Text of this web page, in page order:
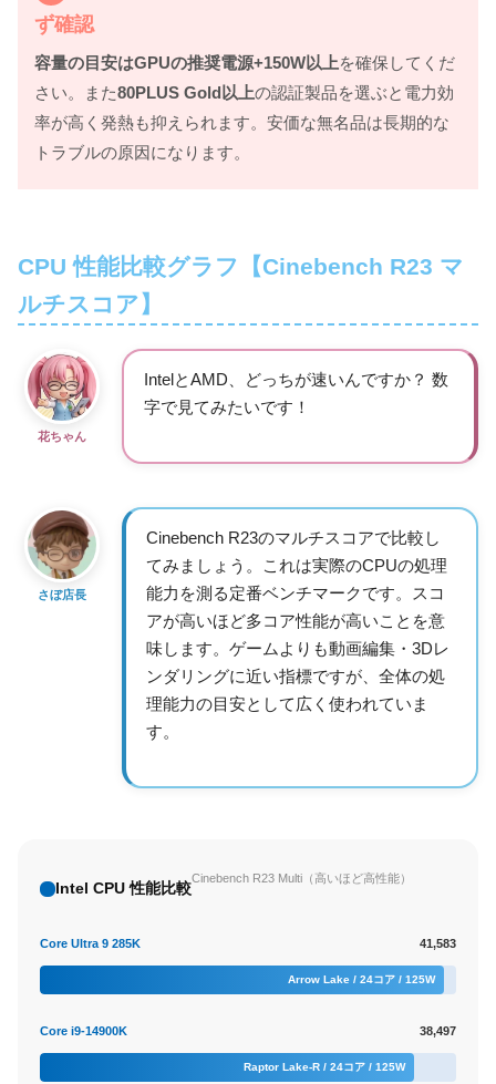
ず確認
容量の目安はGPUの推奨電源+150W以上を確保してくだ
さい。また80PLUS Gold以上の認証製品を選ぶと電力効
率が高く発熱も抑えられます。安価な無名品は長期的な
トラブルの原因になります。
CPU 性能比較グラフ【Cinebench R23 マ
ルチスコア】
花ちゃん
IntelとAMD、どっちが速いんですか？ 数
字で見てみたいです！
さぼ店長
Cinebench R23のマルチスコアで比較し
てみましょう。これは実際のCPUの処理
能力を測る定番ベンチマークです。スコ
アが高いほど多コア性能が高いことを意
味します。ゲームよりも動画編集・3Dレ
ンダリングに近い指標ですが、全体の処
理能力の目安として広く使われていま
す。
Intel CPU 性能比較
Cinebench R23 Multi（高いほど高性能）
Core Ultra 9 285K 41,583
Arrow Lake / 24コア / 125W
Core i9-14900K 38,497
Raptor Lake-R / 24コア / 125W